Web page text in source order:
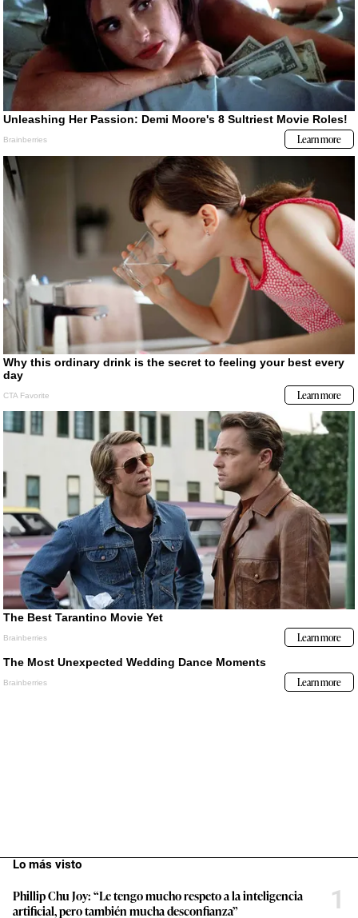
Lo más visto
Phillip Chu Joy: “Le tengo mucho respeto a la inteligencia
artificial, pero también mucha desconfianza”
1